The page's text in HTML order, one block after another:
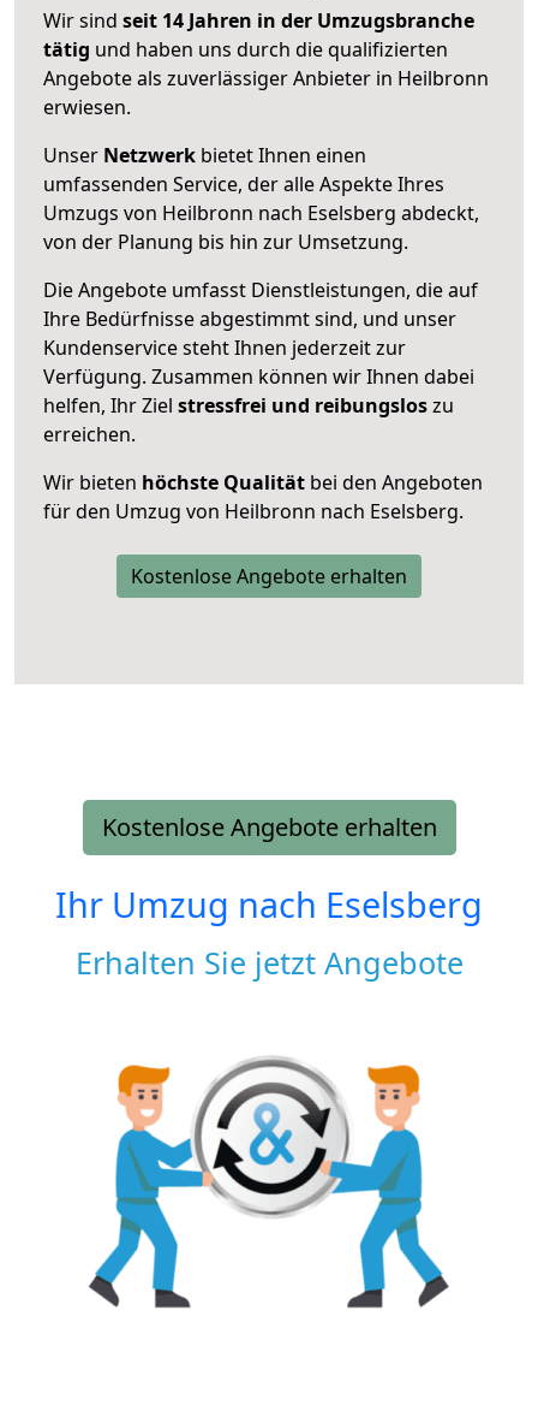
Wir sind seit 14 Jahren in der Umzugsbranche
tätig und haben uns durch die qualifizierten
Angebote als zuverlässiger Anbieter in Heilbronn
erwiesen.
Unser Netzwerk bietet Ihnen einen
umfassenden Service, der alle Aspekte Ihres
Umzugs von Heilbronn nach Eselsberg abdeckt,
von der Planung bis hin zur Umsetzung.
Die Angebote umfasst Dienstleistungen, die auf
Ihre Bedürfnisse abgestimmt sind, und unser
Kundenservice steht Ihnen jederzeit zur
Verfügung. Zusammen können wir Ihnen dabei
helfen, Ihr Ziel stressfrei und reibungsloszu
erreichen.
Wir bieten höchste Qualität bei den Angeboten
für den Umzug von Heilbronn nach Eselsberg.
Kostenlose Angebote erhalten
Kostenlose Angebote erhalten
Ihr Umzug nach Eselsberg
Erhalten Sie jetzt Angebote